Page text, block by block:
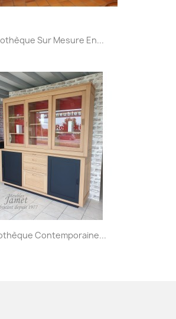
Sur Mesure En...
Contemporaine...